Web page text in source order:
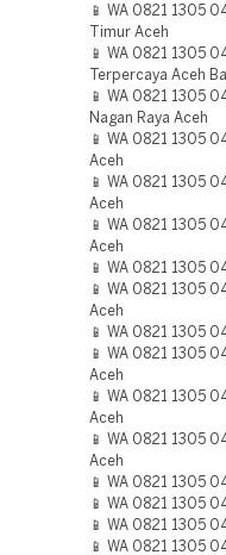
📱 WA 0821 1305
Timur Aceh
📱 WA 0821 1305
Terpercaya Aceh
📱 WA 0821 1305
Nagan Raya Aceh
📱 WA 0821 1305
Aceh
📱 WA 0821 1305
Aceh
📱 WA 0821 1305
Aceh
📱 WA 0821 1305
📱 WA 0821 1305
Aceh
📱 WA 0821 1305
📱 WA 0821 1305
Aceh
📱 WA 0821 1305
Aceh
📱 WA 0821 1305
Aceh
📱 WA 0821 1305
📱 WA 0821 1305
📱 WA 0821 1305
📱 WA 0821 1305